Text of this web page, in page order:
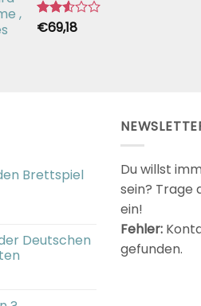
Bewertet
€69,18
Brettspiel
Deutschen
Du willst
sein? Trage
ein!
Fehler:
gefunden.